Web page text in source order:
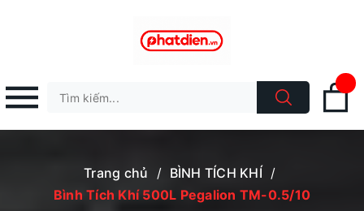
Trang chủ / BÌNH TÍCH KHÍ /
Bình Tích Khí 500L Pegalion TM-0.5/10